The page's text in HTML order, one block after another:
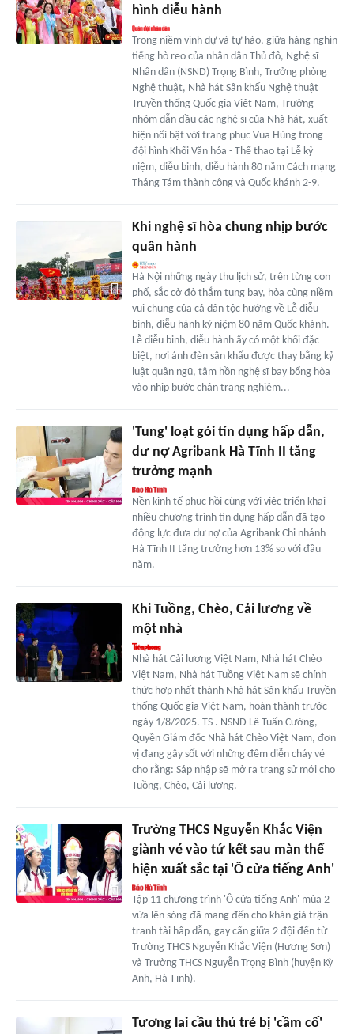
hình diễu hành
Trong niềm vinh dự và tự hào, giữa hàng nghìn
tiếng hò reo của nhân dân Thủ đô, Nghệ sĩ
Nhân dân (NSND) Trọng Bình, Trưởng phòng
Nghệ thuật, Nhà hát Sân khấu Nghệ thuật
Truyền thống Quốc gia Việt Nam, Trưởng
nhóm dẫn đầu các nghệ sĩ của Nhà hát, xuất
hiện nổi bật với trang phục Vua Hùng trong
đội hình Khối Văn hóa - Thể thao tại Lễ kỷ
niệm, diễu binh, diễu hành 80 năm Cách mạng
Tháng Tám thành công và Quốc khánh 2-9.
Khi nghệ sĩ hòa chung nhịp bước
quân hành
Hà Nội những ngày thu lịch sử, trên từng con
phố, sắc cờ đỏ thắm tung bay, hòa cùng niềm
vui chung của cả dân tộc hướng về Lễ diễu
binh, diễu hành kỷ niệm 80 năm Quốc khánh.
Lễ diễu binh, diễu hành ấy có một khối đặc
biệt, nơi ánh đèn sân khấu được thay bằng kỷ
luật quân ngũ, tâm hồn nghệ sĩ bay bổng hòa
vào nhịp bước chân trang nghiêm...
'Tung' loạt gói tín dụng hấp dẫn,
dư nợ Agribank Hà Tĩnh II tăng
trưởng mạnh
Nền kinh tế phục hồi cùng với việc triển khai
nhiều chương trình tín dụng hấp dẫn đã tạo
động lực đưa dư nợ của Agribank Chi nhánh
Hà Tĩnh II tăng trưởng hơn 13% so với đầu
năm.
Khi Tuồng, Chèo, Cải lương về
một nhà
Nhà hát Cải lương Việt Nam, Nhà hát Chèo
Việt Nam, Nhà hát Tuồng Việt Nam sẽ chính
thức hợp nhất thành Nhà hát Sân khấu Truyền
thống Quốc gia Việt Nam, hoàn thành trước
ngày 1/8/2025. TS . NSND Lê Tuấn Cường,
Quyền Giám đốc Nhà hát Chèo Việt Nam, đơn
vị đang gây sốt với những đêm diễn cháy vé
cho rằng: Sáp nhập sẽ mở ra trang sử mới cho
Tuồng, Chèo, Cải lương.
Trường THCS Nguyễn Khắc Viện
giành vé vào tứ kết sau màn thể
hiện xuất sắc tại 'Ô cửa tiếng Anh'
Tập 11 chương trình 'Ô cửa tiếng Anh' mùa 2
vừa lên sóng đã mang đến cho khán giả trận
tranh tài hấp dẫn, gay cấn giữa 2 đội đến từ
Trường THCS Nguyễn Khắc Viện (Hương Sơn)
và Trường THCS Nguyễn Trọng Bình (huyện Kỳ
Anh, Hà Tĩnh).
Tương lai cầu thủ trẻ bị 'cầm cố'